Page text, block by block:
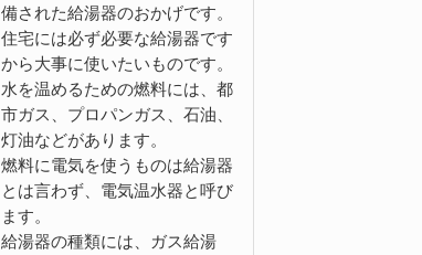
備された給湯器のおかげです。
住宅には必ず必要な給湯器です
から大事に使いたいものです。
水を温めるための燃料には、都
市ガス、プロパンガス、石油、
灯油などがあります。
燃料に電気を使うものは給湯器
とは言わず、電気温水器と呼び
ます。
給湯器の種類には、ガス給湯